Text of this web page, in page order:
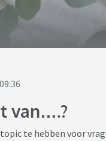
van….?
te hebben voor